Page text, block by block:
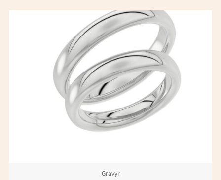
Gravyr
Den
här
har
flera
varianter.
De
olika
alternativen
på